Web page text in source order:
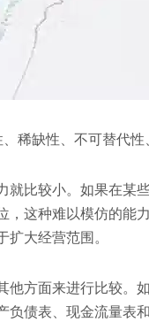
稀缺性、不可替代性
比较小。如果在某
这种难以模仿的能
大经营范围。
方面来进行比较。
债表、现金流量表